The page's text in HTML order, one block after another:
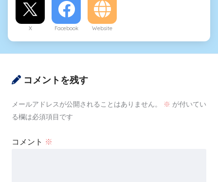
X Facebook Website
コメントを残す
メールアドレスが公開されることはありません。 ※ が付いてい
る欄は必須項目です
コメント ※